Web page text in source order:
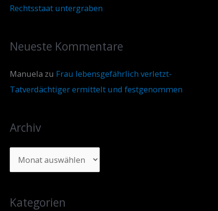
Rechtsstaat untergraben
Neueste Kommentare
Manuela zu Frau lebensgefährlich verletzt-
Tatverdächtiger ermittelt und festgenommen
Archiv
Kategorien